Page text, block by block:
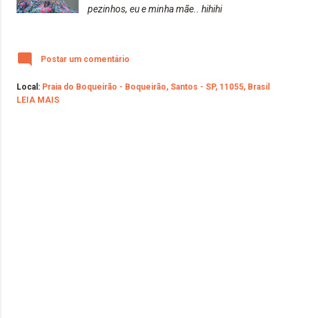
pezinhos, eu e minha mãe.. hihihi
Postar um comentário
Local: Praia do Boqueirão - Boqueirão, Santos - SP, 11055, Brasil
LEIA MAIS